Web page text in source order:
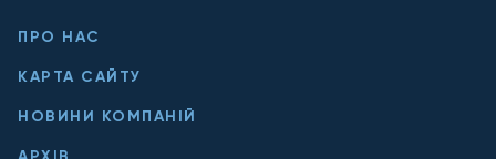
ПРО НАС
КАРТА САЙТУ
НОВИНИ КОМПАНІЙ